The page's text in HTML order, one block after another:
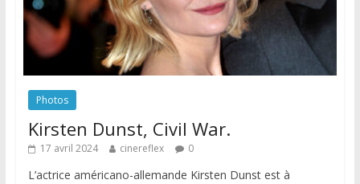
Photos
Kirsten Dunst, Civil War.
17 avril 2024 cinereflex 0
L’actrice américano-allemande Kirsten Dunst est à